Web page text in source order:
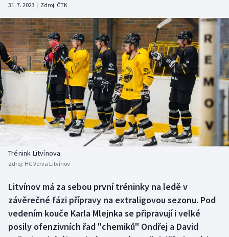
DALŠÍ SPORTY
Americký fotbal
Baseball a softbal
Basketbal
Biatlon
Boby a skeleton
Box
Curling
Dostihy
NEPŘEHLÉDNĚTE
Soutěže
Historické návraty
Aplikace ČT sport
AZ kvíz
31. 7. 2023 | Zdroj: ČTK
Trénink Litvínova
Zdroj: HC Verva Litvínov
Litvínov má za sebou první tréninky na ledě v
závěrečné fázi přípravy na extraligovou sezonu. Pod
vedením kouče Karla Mlejnka se připravují i velké
posily ofenzivních řad "chemiků" Ondřej a David